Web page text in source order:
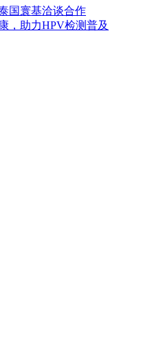
国寰基洽谈合作
，助力HPV检测普及